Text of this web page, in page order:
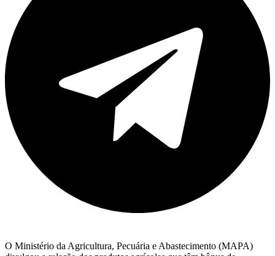
O Ministério da Agricultura, Pecuária e Abastecimento (MAPA)